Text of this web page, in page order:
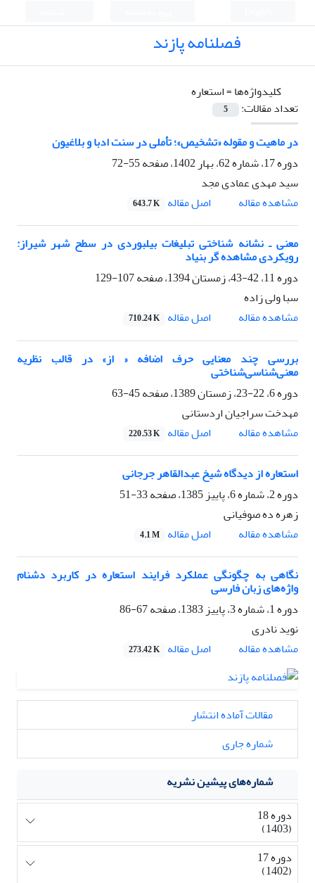
فصلنامه پازند
کلیدواژه‌ها =استعاره
تعداد مقالات:
5
در ماهیت و مقوله «تشخیص»؛ تأملی در سنت ادبا و بلاغیون
دوره 17، شماره 62، بهار 1402، صفحه
55-72
سید مهدی عمادی مجد
مشاهده مقاله
اصل مقاله 643.7 K
معنی ـ نشانه شناختی تبلیغات بیلبوردی در سطح شهر شیراز:
رویکردی مشاهده گر بنیاد
دوره 11، 42-43، زمستان 1394، صفحه
107-129
سبا ولی زاده
مشاهده مقاله
اصل مقاله 710.24 K
بررسی چند معنایی حرف اضافه « از» در قالب نظریه
معنی‌شناسی‌شناختی
دوره 6، 22-23، زمستان 1389، صفحه
45-63
مهدخت سراجیان اردستانی
مشاهده مقاله
اصل مقاله 220.53 K
استعاره از دیدگاه شیخ عبدالقاهر جرجانی
دوره 2، شماره 6، پاییز 1385، صفحه
33-51
زهره ده صوفیانی
مشاهده مقاله
اصل مقاله 4.1 M
نگاهی به چگونگی عملکرد فرایند استعاره در کاربرد دشنام
واژه‌های زبان فارسی
دوره 1، شماره 3، پاییز 1383، صفحه
67-86
نوید نادری
مشاهده مقاله
اصل مقاله 273.42 K
مقالات آماده انتشار
شماره جاری
شماره‌های پیشین نشریه
دوره 18
(1403)
دوره 17
(1402)